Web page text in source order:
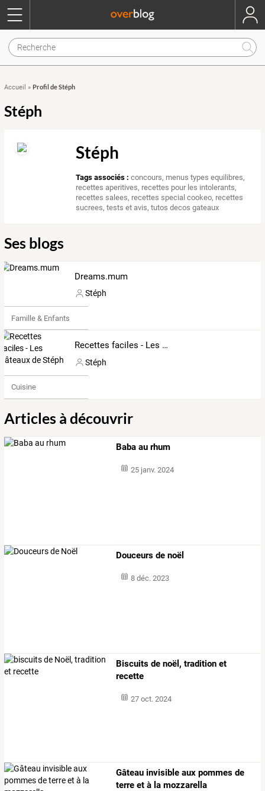
Accueil » Profil de Stéph
Stéph
Stéph
Tags associés : concours, menus types equilibres,
recettes aperitives, recettes pour les intolerants,
recettes salees, recettes special cookeo, recettes
sucrees,tests et avis,tutos decos gateaux
Ses blogs
Dreams.mum
Stéph
Famille & Enfants
Recettes faciles - Les gâteaux de Stéph
Stéph
Cuisine
Articles à découvrir
Baba au rhum
25 janv. 2024
Douceurs de noël
8 déc. 2023
Biscuits de noël, tradition et
recette
27 oct. 2024
Gâteau invisible aux pommes de
terre et à la mozzarella